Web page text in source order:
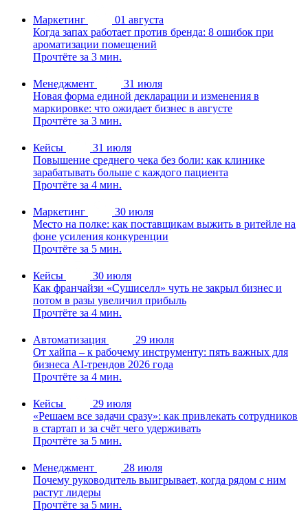
Маркетинг
01 августа
Когда запах работает против бренда: 8 ошибок при
ароматизации помещений
Прочтёте за 3 мин.
Менеджмент
31 июля
Новая форма единой декларации и изменения в
маркировке: что ожидает бизнес в августе
Прочтёте за 3 мин.
Кейсы
31 июля
Повышение среднего чека без боли: как клинике
зарабатывать больше с каждого пациента
Прочтёте за 4 мин.
Маркетинг
30 июля
Место на полке: как поставщикам выжить в ритейле на
фоне усиления конкуренции
Прочтёте за 5 мин.
Кейсы
30 июля
Как франчайзи «Сушиселл» чуть не закрыл бизнес и
потом в разы увеличил прибыль
Прочтёте за 4 мин.
Автоматизация
29 июля
От хайпа – к рабочему инструменту: пять важных для
бизнеса AI-трендов 2026 года
Прочтёте за 4 мин.
Кейсы
29 июля
«Решаем все задачи сразу»: как привлекать сотрудников
в стартап и за счёт чего удерживать
Прочтёте за 5 мин.
Менеджмент
28 июля
Почему руководитель выигрывает, когда рядом с ним
растут лидеры
Прочтёте за 5 мин.